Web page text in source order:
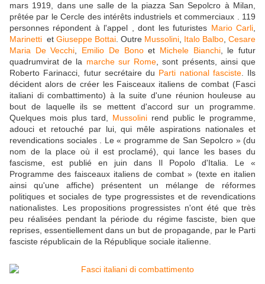
mars 1919, dans une salle de la piazza San Sepolcro à Milan,
prêtée par le Cercle des intérêts industriels et commerciaux . 119
personnes répondent à l'appel , dont les futuristes Mario Carli
Marinetti et Giuseppe Bottai . Outre Mussolini Italo Balbo Cesare
Maria De Vecchi
Emilio De Bonoet Michele Bianchi, le futur
quadrumvirat de la marche sur Rome , sont présents, ainsi que
Roberto Farinacci, futur secrétaire du Parti national fasciste. Ils
décident alors de créer les Faisceaux italiens de combat (Fasci
italiani di combattimento) à la suite d'une réunion houleuse au
bout de laquelle ils se mettent d'accord sur un programme.
Quelques mois plus tard, Mussolini rend public le programme,
adouci et retouché par lui, qui mêle aspirations nationales et
revendications sociales . Le « programme de San Sepolcro » (du
nom de la place où il est proclamé), qui lance les bases du
fascisme, est publié en juin dans Il Popolo d'Italia. Le «
Programme des faisceaux italiens de combat » (texte en italien
ainsi qu'une affiche) présentent un mélange de réformes
politiques et sociales de type progressistes et de revendications
nationalistes. Les propositions progressistes n'ont été que très
peu réalisées pendant la période du régime fasciste, bien que
reprises, essentiellement dans un but de propagande, par le Parti
fasciste républicain de la République sociale italienne.